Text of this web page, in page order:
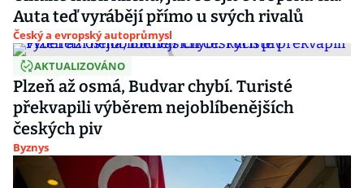
Auta teď vyrábějí přímo u svých rivalů
Český a evropský autoprůmysl
AKTUALIZOVÁNO
Plzeň až osmá, Budvar chybí. Turisté
překvapili výběrem nejoblíbenějších
českých piv
Byznys